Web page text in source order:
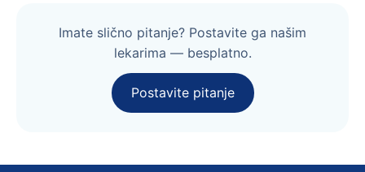
Imate slično pitanje? Postavite ga našim
lekarima — besplatno.
Postavite pitanje